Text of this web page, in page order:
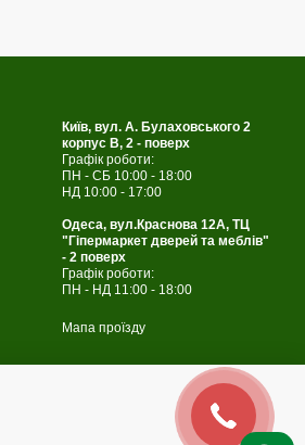
Київ, вул. А. Булаховського 2
корпус B, 2 - поверх
Графік роботи:
ПН - СБ 10:00 - 18:00
НД 10:00 - 17:00
Одеса, вул.Краснова 12А, ТЦ
"Гіпермаркет дверей та меблів"
- 2 поверх
Графік роботи:
ПН - НД 11:00 - 18:00
Мапа проїзду